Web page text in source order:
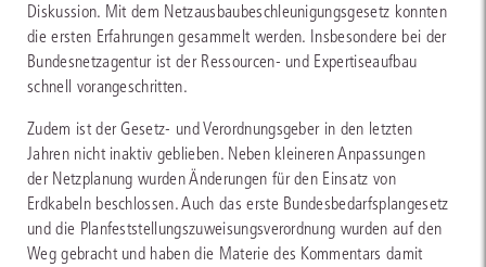
Diskussion. Mit dem Netzausbaubeschleunigungsgesetz konnten
die ersten Erfahrungen gesammelt werden. Insbesondere bei der
Bundesnetzagentur ist der Ressourcen- und Expertiseaufbau
schnell vorangeschritten.
Zudem ist der Gesetz- und Verordnungsgeber in den letzten
Jahren nicht inaktiv geblieben. Neben kleineren Anpassungen
der Netzplanung wurden Änderungen für den Einsatz von
Erdkabeln beschlossen. Auch das erste Bundesbedarfsplangesetz
und die Planfeststellungszuweisungsverordnung wurden auf den
Weg gebracht und haben die Materie des Kommentars damit